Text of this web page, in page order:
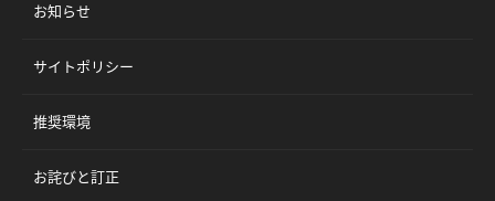
お知らせ
サイトポリシー
推奨環境
お詫びと訂正